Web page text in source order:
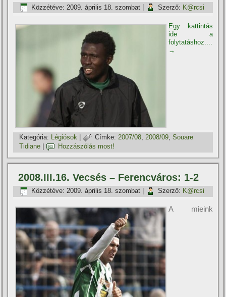
Közzétéve: 2009. április 18. szombat Szerző: K@rcsi
Egy kattintás
ide a
folytatáshoz....
→
Kategória: Légiósok | Címke: 2007/08,2008/09,Souare
Tidiane
Hozzászólás most!
2008.III.16. Vecsés – Ferencváros: 1-2
Közzétéve: 2009. április 18. szombat Szerző: K@rcsi
A mieink